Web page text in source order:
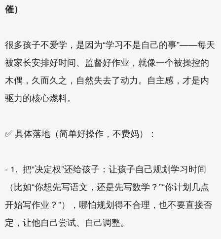
催）
很多孩子不爱学，是因为“学习不是自己的事”——每天
被家长安排好时间、监督好作业，就像一个被操控的
木偶，久而久之，自然失去了动力。自主感，才是内
驱力的核心燃料。
✅ 具体落地（简单好操作，不费妈）：
- 1. 把“决定权”还给孩子：让孩子自己规划学习时间
（比如“你想先写语文，还是先写数学？”“你计划几点
开始写作业？”），哪怕规划得不合理，也不要直接否
定，让他自己尝试、自己调整。